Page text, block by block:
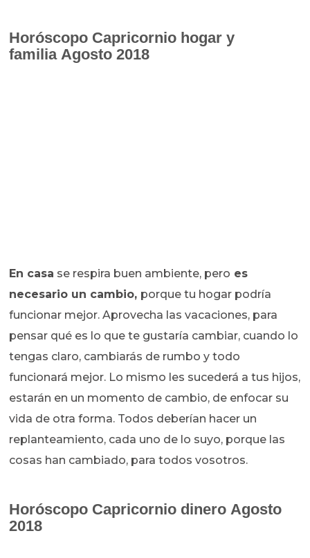
Horóscopo Capricornio hogar y
familia Agosto 2018
En casa se respira buen ambiente, pero es
necesario un cambio, porque tu hogar podría
funcionar mejor. Aprovecha las vacaciones, para
pensar qué es lo que te gustaría cambiar, cuando lo
tengas claro, cambiarás de rumbo y todo
funcionará mejor. Lo mismo les sucederá a tus hijos,
estarán en un momento de cambio, de enfocar su
vida de otra forma. Todos deberían hacer un
replanteamiento, cada uno de lo suyo, porque las
cosas han cambiado, para todos vosotros.
Horóscopo Capricornio dinero Agosto
2018